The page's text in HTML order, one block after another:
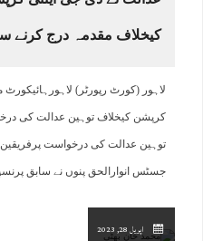
کیخلاف مقدمہ درج کرنے
لاہور (کورٹ رپورٹر)
کرپشن کیخلاف توہین عدالت کی
جسٹس انوارالحق پنوں نے سابق
اپریل 28, 2023